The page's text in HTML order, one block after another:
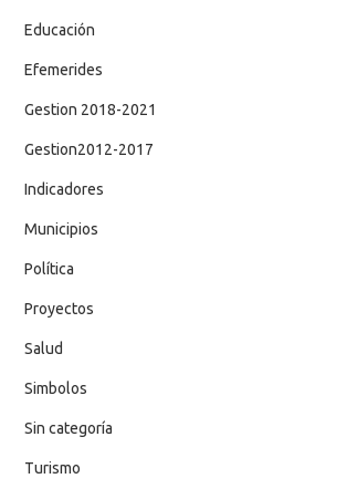
Educación
Efemerides
Gestion 2018-2021
Gestion2012-2017
Indicadores
Municipios
Política
Proyectos
Salud
Simbolos
Sin categoría
Turismo